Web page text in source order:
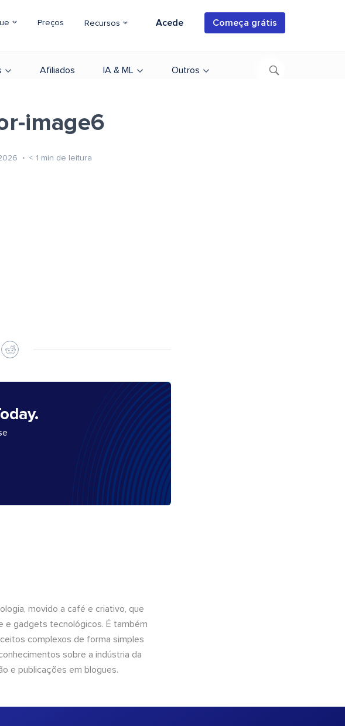
Preços Recursos Acede Começa grátis
Afiliados IA & ML Outros
image6
< 1 min de leitura
movido a café e criativo, que
e gadgets tecnológicos. É também
complexos de forma simples
sobre a indústria da
e publicações em blogues.